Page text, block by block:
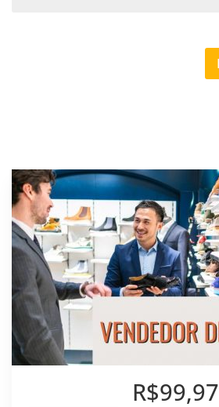
R$99,97